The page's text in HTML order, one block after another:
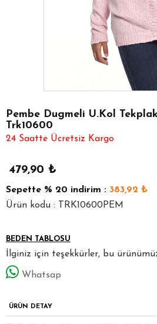
Pembe Dugmeli U.Kol
Trk10600
24 Saatte Ücretsiz Kargo
479,90 ₺
Sepette % 20 indirim : 383,92 ₺
Ürün kodu : TRK10600PEM
BEDEN TABLOSU
İlginiz için teşekkürler, bu
Whatsap
ÜRÜN DETAY